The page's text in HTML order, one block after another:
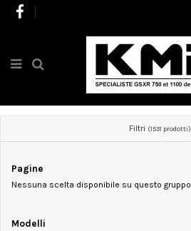
Filtri (1531 prodotti)
Pagine
Nessuna scelta disponibile su questo gruppo
Modelli